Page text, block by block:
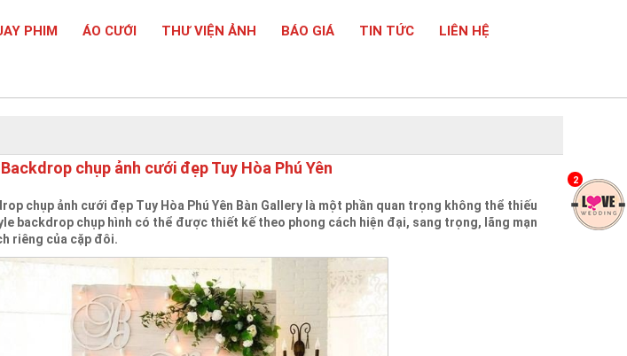
PHIM ÁO CƯỚI THƯ VIỆN ẢNH BÁO GIÁ TIN TỨC LIÊN HỆ
chụp ảnh cưới đẹp Tuy Hòa Phú Yên
chụp ảnh cưới đẹp Tuy Hòa Phú Yên Bàn Gallery là một phần quan trọng không thể thiếu
backdrop chụp hình có thể được thiết kế theo phong cách hiện đại, sang trọng, lãng mạn
riêng của cặp đôi.
2